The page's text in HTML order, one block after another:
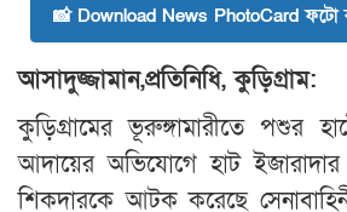
📸 Download News PhotoCard ফটো
আসাদুজ্জামান,প্রতিনিধি, কুড়িগ্রাম:
কুড়িগ্রামের ভূরুঙ্গামারীতে পশুর
আদায়ের অভিযোগে হাট
শিকদারকে আটক করেছে